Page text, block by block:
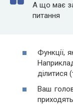
А що має
питання
Функції,
ділитися
Ваш